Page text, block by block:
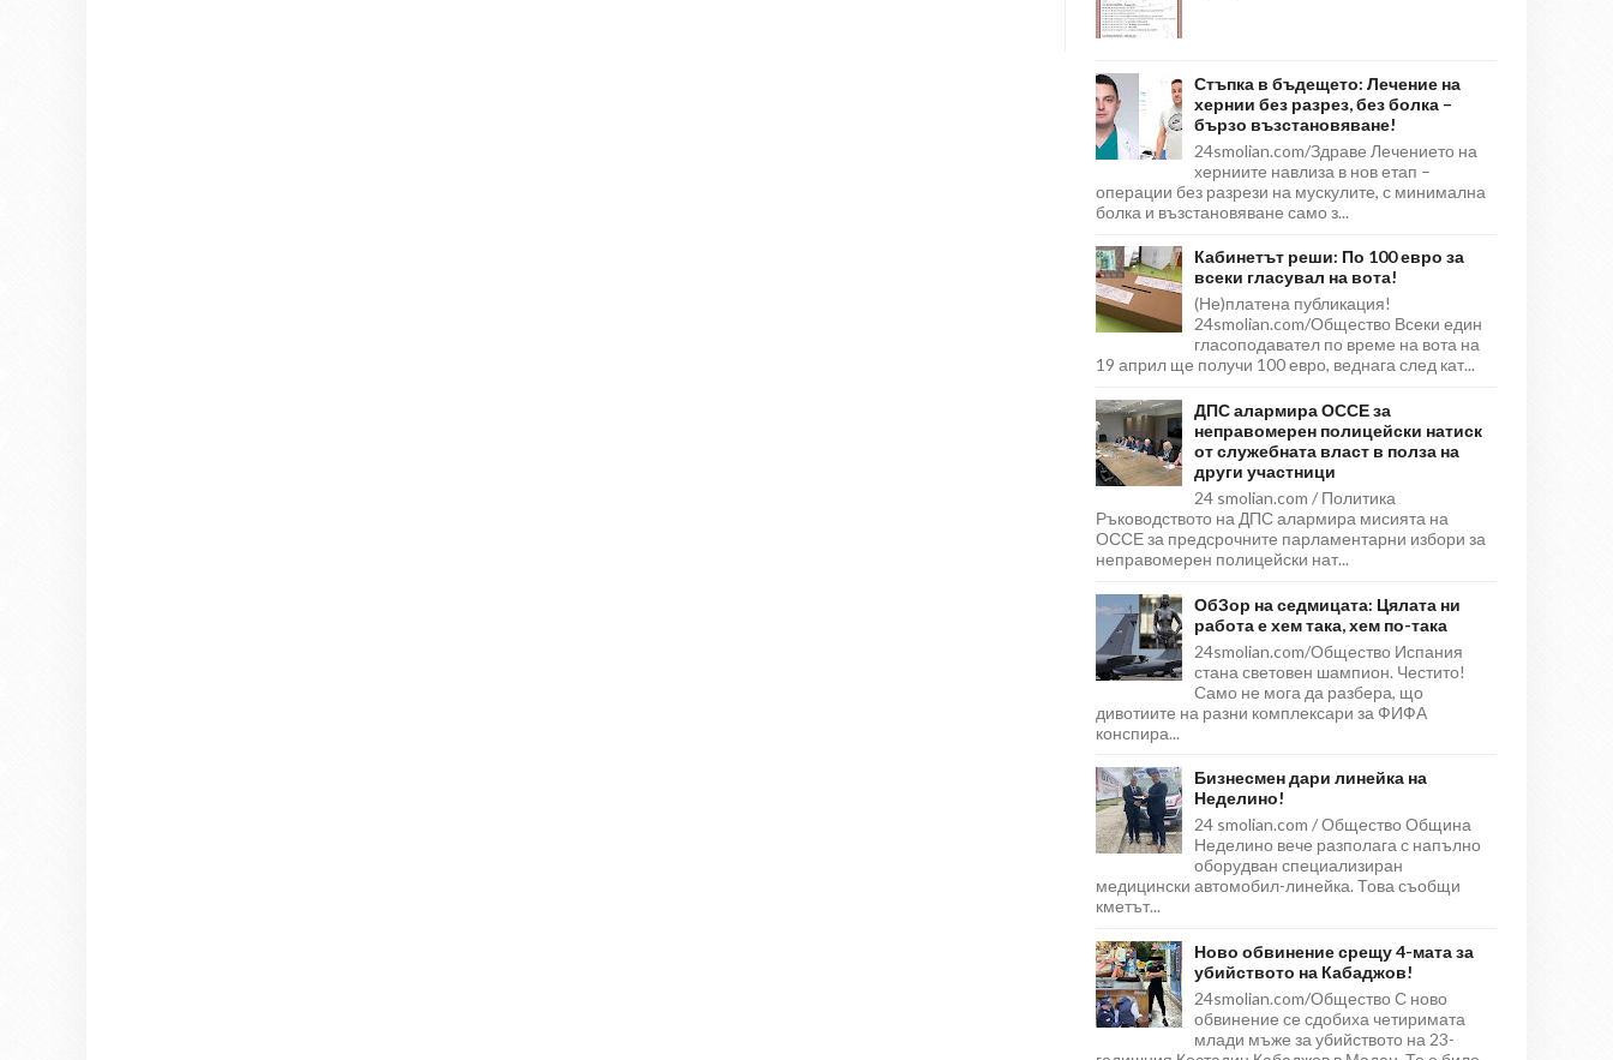
Стъпка в бъдещето: Лечение на
хернии без разрез, без болка –
бързо възстановяване!
24smolian.com/Здраве Лечението на
херниите навлиза в нов етап –
операции без разрези на мускулите, с минимална
болка и възстановяване само з...
Кабинетът реши: По 100 евро за
всеки гласувал на вота!
(Не)платена публикация!
24smolian.com/Общество Всеки един
гласоподавател по време на вота на
19 април ще получи 100 евро, веднага след кат...
ДПС алармира ОССЕ за
неправомерен полицейски натиск
от служебната власт в полза на
други участници
24 smolian.com / Политика
Ръководството на ДПС алармира мисията на
ОССЕ за предсрочните парламентарни избори за
неправомерен полицейски нат...
ОбЗор на седмицата: Цялата ни
работа е хем така, хем по-така
24smolian.com/Общество Испания
стана световен шампион. Честито!
Само не мога да разбера, що
дивотиите на разни комплексари за ФИФА
конспира...
Бизнесмен дари линейка на
Неделино!
24 smolian.com / Общество Община
Неделино вече разполага с напълно
оборудван специализиран
медицински автомобил-линейка. Това съобщи
кметът...
Ново обвинение срещу 4-мата за
убийството на Кабаджов!
24smolian.com/Общество С ново
обвинение се сдобиха четиримата
млади мъже за убийството на 23-